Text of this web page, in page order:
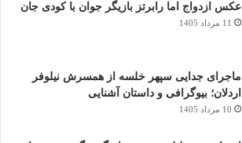
عکس ازدواج اما رابرتز بازیگر جوان با کودی جان
11 مرداد 1405
ماجرای جدایی سپهر خلسه از همسرش نیلوفر
اردلان؛ بیوگرافی و داستان آشنایی
10 مرداد 1405